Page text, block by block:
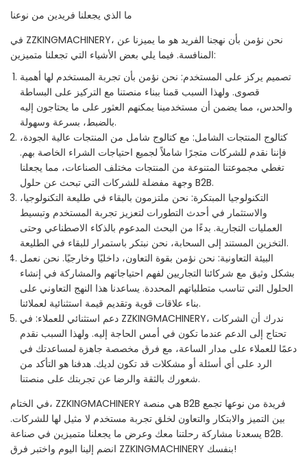
ما الذي يجعلنا فريدين من نوعنا
في ZZKINGMACHINERY، نحن نؤمن بأن نهجنا الفريد هو ما يميزنا عن
المنافسة. فيما يلي بعض الأشياء التي تجعلنا متميزين:
تصميم يركز على المستخدم: نحن نؤمن بأن تجربة المستخدم لها أهمية
قصوى. ولهذا السبب قمنا ببناء منصتنا مع التركيز على البساطة
والحدس، مما يضمن أن مستخدمينا يمكنهم العثور على ما يحتاجون إليه
بالضبط، بسرعة وسهولة.
كتالوج المنتجات الشامل: مع كتالوج شامل من المنتجات عالية الجودة،
فإننا نقدم للشركات متجرًا شاملاً لجميع احتياجات الشراء الخاصة بهم.
تغطي مجموعتنا المتنوعة من المنتجات مختلف الصناعات، مما يجعلنا
وجهة مفضلة للشركات التي تبحث عن حلول B2B.
التكنولوجيا المبتكرة: نحن ملتزمون بالبقاء في طليعة التكنولوجيا،
والاستثمار في أحدث التطورات لتعزيز تجربة المستخدم وتبسيط
العمليات التجارية. بدءًا من البحث المدعوم بالذكاء الاصطناعي وحتى
التخزين المستند إلى السحابة، نحن نبتكر باستمرار للبقاء في الطليعة.
البيئة التعاونية: نحن نؤمن بقوة التعاون، داخليًا وخارجيًا. نحن نعمل
بشكل وثيق مع شركائنا التجاريين لفهم احتياجاتهم والمشاركة في إنشاء
الحلول التي تناسب متطلباتهم المحددة. يساعدنا هذا النهج التعاوني على
بناء علاقات قوية وتقديم قيمة استثنائية لعملائنا.
دعم استثنائي للعملاء: في ZZKINGMACHINERY، ندرك أن الشركات
تحتاج إلى الدعم عندما تكون في أمس الحاجة إليه. ولهذا السبب نقدم
دعمًا للعملاء على مدار الساعة، مع فرق مخصصة جاهزة لمساعدتك في
الرد على أي أسئلة أو مشكلات قد تكون لديك. هدفنا هو التأكد من
شعورك بالثقة والرضا عن تجربتك على منصتنا.
في الختام، ZZKINGMACHINERY هي منصة B2B فريدة من نوعها تجمع
بين التميز والابتكار والتعاون لخلق تجربة مستخدم لا مثيل لها للشركات.
يسعدنا مشاركة رحلتنا معك وعرض ما يجعلنا متميزين في صناعة B2B.
انضم إلينا اليوم واختبر فرق ZZKINGMACHINERY بنفسك!